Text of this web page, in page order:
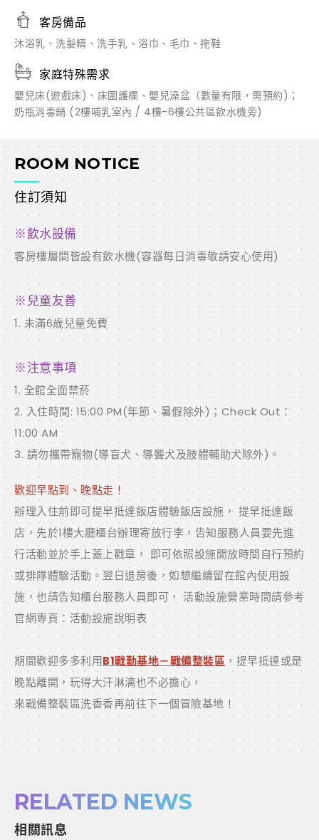
客房備品
沐浴乳、洗髮精、洗手乳、浴巾、毛巾、拖鞋
家庭特殊需求
嬰兒床(遊戲床)、床圍護欄、嬰兒澡盆（數量有限，需預約)；
奶瓶消毒鍋 (2樓哺乳室內 / 4樓-6樓公共區飲水機旁)
ROOM NOTICE
住訂須知
※飲水設備
客房樓層間皆設有飲水機(容器每日消毒敬請安心使用)
※兒童友善
1. 未滿6歲兒童免費
※注意事項
1. 全館全面禁菸
2. 入住時間: 15:00 PM(年節、暑假除外)；Check Out：
11:00 AM
3. 請勿攜帶寵物(導盲犬、導聾犬及肢體輔助犬除外)。
歡迎早點到、晚點走！
辦理入住前即可提早抵達飯店體驗飯店設施， 提早抵達飯
店，先於1樓大廳櫃台辦理寄放行李，告知服務人員要先進
行活動並於手上蓋上戳章， 即可依照設施開放時間自行預約
或排隊體驗活動。翌日退房後，如想繼續留在館內使用設
施，也請告知櫃台服務人員即可， 活動設施營業時間請參考
官網專頁：活動設施說明表
期間歡迎多多利用B1戰勤基地－戰備整裝區 ，提早抵達或是
晚點離開，玩得大汗淋漓也不必擔心，
來戰備整裝區洗香香再前往下一個冒險基地！
RELATED NEWS
相關訊息